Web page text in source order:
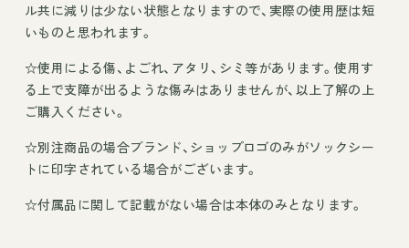
ル共に減りは少ない状態となりますので、実際の使用歴は短
いものと思われます。
☆使用による傷、よごれ、アタリ、シミ等があります。使用す
る上で支障が出るような傷みはありませんが、以上了解の上
ご購入ください。
☆別注商品の場合ブランド、ショップロゴのみがソックシー
トに印字されている場合がございます。
☆付属品に関して記載がない場合は本体のみとなります。